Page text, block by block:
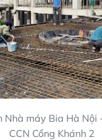
Nhà máy Bia Hà Nội
CCN Cổng Khánh 2